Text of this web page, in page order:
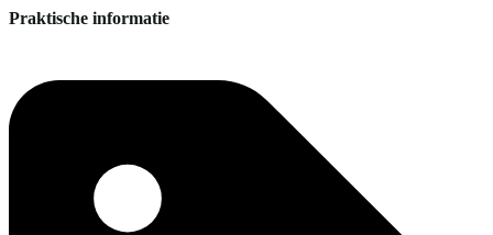
Praktische informatie